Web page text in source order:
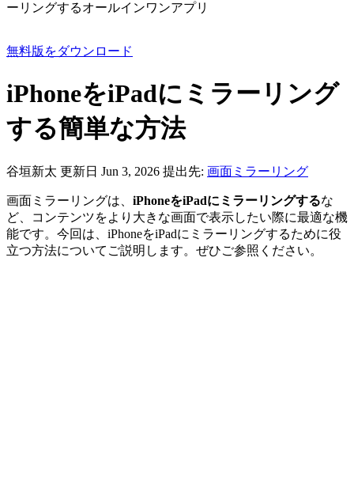
ーリングするオールインワンアプリ
無料版をダウンロード
iPhoneをiPadにミラーリング
する簡単な方法
谷垣新太 更新日 Jun 3, 2026 提出先: 画面ミラーリング
画面ミラーリングは、 iPhoneをiPadにミラーリングするな
ど、コンテンツをより大きな画面で表示したい際に最適な機
能です。今回は、iPhoneをiPadにミラーリングするために役
立つ方法についてご説明します。ぜひご参照ください。